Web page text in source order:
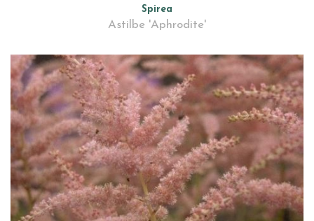
Spirea
Astilbe 'Aphrodite'